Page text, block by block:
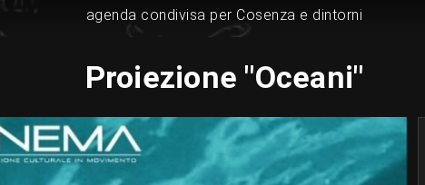
agenda condivisa per Cosenza e dintorni
Proiezione "Oceani"